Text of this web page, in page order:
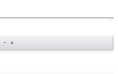
- »